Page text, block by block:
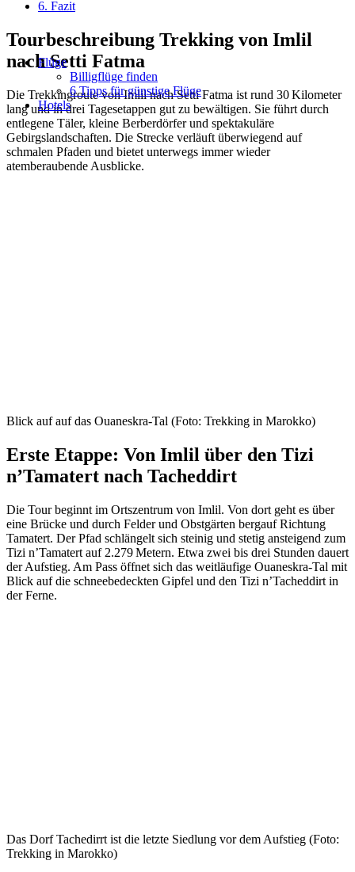
Flüge
Billigflüge finden
6 Tipps für günstige Flüge
Hotels
6. Fazit
Tourbeschreibung Trekking von Imlil
nach Setti Fatma
Die Trekkingroute von Imlil nach Setti Fatma ist rund 30 Kilometer
lang und in drei Tagesetappen gut zu bewältigen. Sie führt durch
entlegene Täler, kleine Berberdörfer und spektakuläre
Gebirgslandschaften. Die Strecke verläuft überwiegend auf
schmalen Pfaden und bietet unterwegs immer wieder
atemberaubende Ausblicke.
Blick auf auf das Ouaneskra-Tal (Foto: Trekking in Marokko)
Erste Etappe: Von Imlil über den Tizi
n’Tamatert nach Tacheddirt
Die Tour beginnt im Ortszentrum von Imlil. Von dort geht es über
eine Brücke und durch Felder und Obstgärten bergauf Richtung
Tamatert. Der Pfad schlängelt sich steinig und stetig ansteigend zum
Tizi n’Tamatert auf 2.279 Metern. Etwa zwei bis drei Stunden dauert
der Aufstieg. Am Pass öffnet sich das weitläufige Ouaneskra-Tal mit
Blick auf die schneebedeckten Gipfel und den Tizi n’Tacheddirt in
der Ferne.
Das Dorf Tachedirrt ist die letzte Siedlung vor dem Aufstieg (Foto:
Trekking in Marokko)